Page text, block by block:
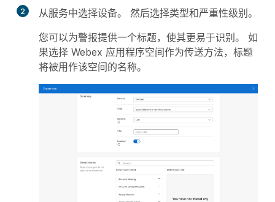
2 从服务中选择设备。 然后选择类型和严重性级别。
您可以为警报提供一个标题，使其更易于识别。 如
果选择 Webex 应用程序空间作为传送方法，标题
将被用作该空间的名称。